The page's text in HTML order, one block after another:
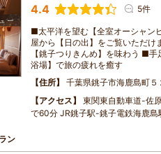
4.4 5件
■太平洋を望む【全室オーシャン
屋から【日の出】をご覧いただ
【銚子つりきんめ】を味わう ■
浴場】で旅の疲れを癒す
住所
千葉県銚子市海鹿島町５
アクセス
東関東自動車道-佐
で60分 JR銚子駅-銚子電鉄海鹿島
ン